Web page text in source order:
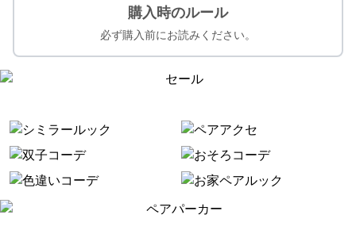
購入時のルール
必ず購入前にお読みください。